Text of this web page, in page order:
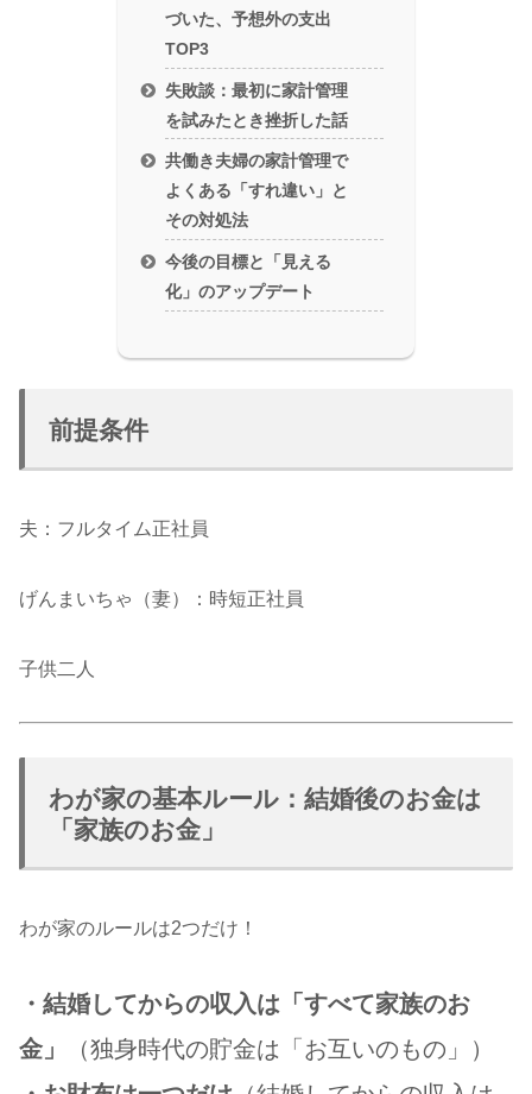
づいた、予想外の支出
TOP3
失敗談：最初に家計管理
を試みたとき挫折した話
共働き夫婦の家計管理で
よくある「すれ違い」と
その対処法
今後の目標と「見える
化」のアップデート
前提条件
夫：フルタイム正社員
げんまいちゃ（妻）：時短正社員
子供二人
わが家の基本ルール：結婚後のお金は
「家族のお金」
わが家のルールは2つだけ！
・ 結婚してからの収入は「すべて家族のお
金」
（独身時代の貯金は「お互いのもの」
）